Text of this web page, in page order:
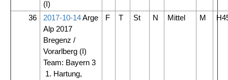
(I)
36 2017-10-14Arge
Alp 2017
Bregenz /
Vorarlberg (I)
Team: Bayern 3
1. Hartung,
F T St N Mittel M